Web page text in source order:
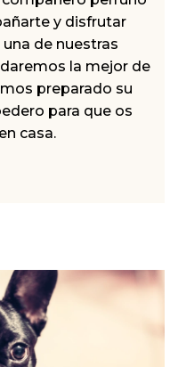
y disfrutar
de nuestras
la mejor de
preparado su
para que os
casa.